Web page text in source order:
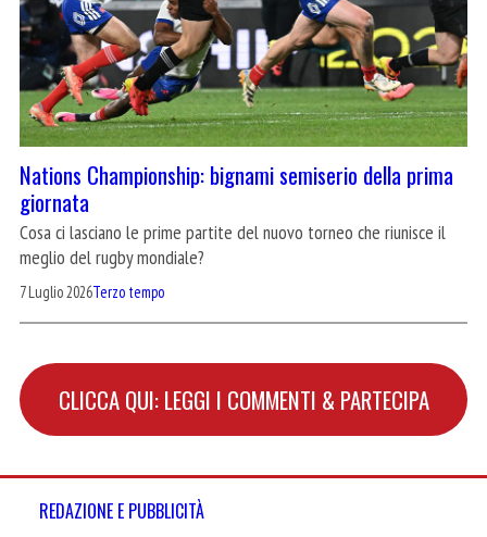
Nations Championship: bignami semiserio della prima
giornata
Cosa ci lasciano le prime partite del nuovo torneo che riunisce il
meglio del rugby mondiale?
7 Luglio 2026Terzo tempo
CLICCA QUI: LEGGI I COMMENTI & PARTECIPA
REDAZIONE E PUBBLICITÀ